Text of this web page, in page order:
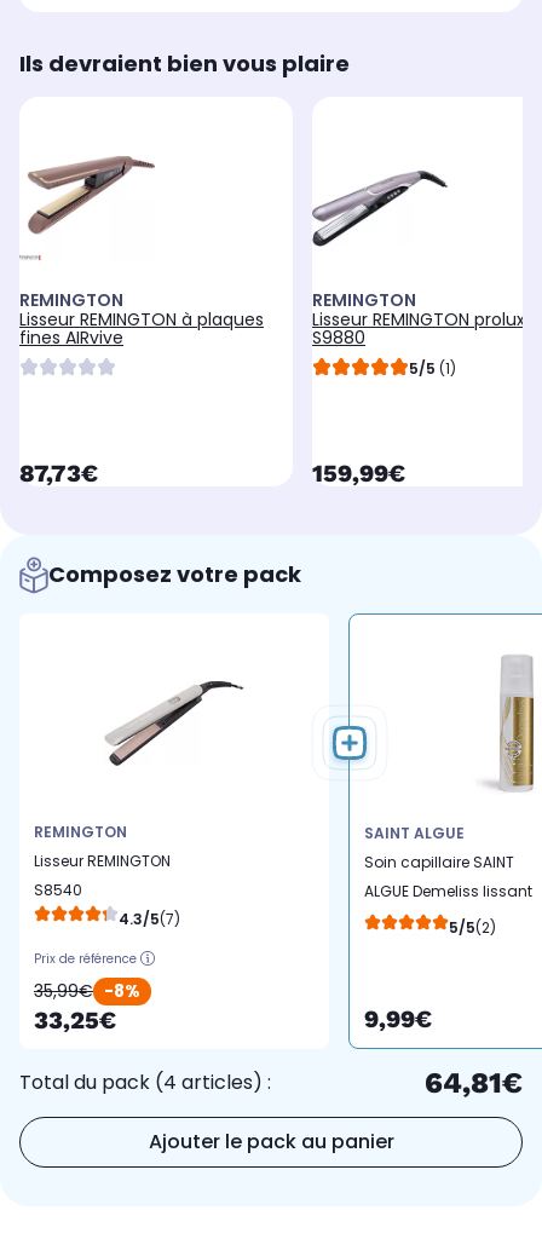
Ils devraient bien vous plaire
REMINGTON
Lisseur REMINGTON à plaques
fines AIRvive
currentPrice
87,73€
REMINGTON
Lisseur REMINGTON
S9880
5/5 (1)
currentPrice
159,99€
Composez votre pack
REMINGTON
Lisseur REMINGTON
S8540
4.3/5(7)
Prix de référence
35,99€ -8%
33,25€
SAINT ALGUE
Soin capillaire SAINT
ALGUE Demeliss lissant
thermoprotecteur 200ml
5/5(2)
9,99€
Total du pack (4 articles) : 64,81€
Ajouter le pack au panier